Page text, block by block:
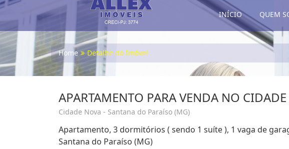
INÍCIO QUEM
Home Detalhe do Imóvel
APARTAMENTO PARA VENDA NO
Cidade Nova - Santana do Paraíso (MG)
Apartamento, 3 dormitórios ( sendo 1 suíte ), 1 vaga de
Santana do Paraíso (MG)